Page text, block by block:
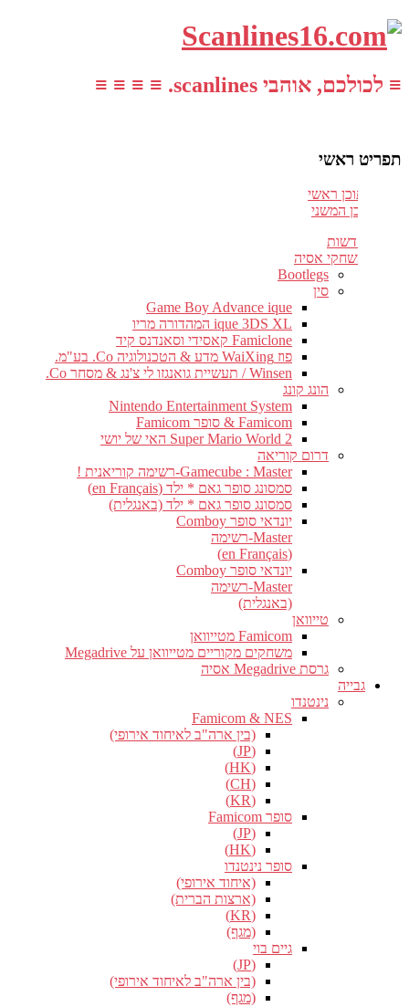
≡ לכולכם, אוהבי scanlines. ≡ ≡ ≡ ≡
תפריט ראשי
עבור לתוכן ראשי
דלג לתוכן המשני
חדשות
משחקי אסיה
Bootlegs
סין
Game Boy Advance ique
ique 3DS XL המהדורה מריו
Famiclone קאסידי וסאנדנס קיד
פוז WaiXing מדע & הטכנולוגיה Co. בע"מ.
Winsen / תעשיית גואנגזו לי צ'נג & מסחר Co.
הונג קונג
Nintendo Entertainment System
Famicom & סופר Famicom
Super Mario World 2 האי של יושי
דרום קוריאה
Gamecube : Master-רשימה קוריאנית !
סמסונג סופר גאם * ילד (en Français)
סמסונג סופר גאם * ילד (באנגלית)
יונדאי סופר Comboy
Master-רשימה
(en Français)
יונדאי סופר Comboy
Master-רשימה
(באנגלית)
טייוואן
Famicom מטייוואן
משחקים מקוריים מטייוואן על Megadrive
גרסת Megadrive אסיה
גבייה
נינטנדו
Famicom & NES
(בין ארה"ב לאיחוד אירופי)
(JP)
(HK)
(CH)
(KR)
סופר Famicom
(JP)
(HK)
סופר נינטנדו
(איחוד אירופי)
(ארצות הברית)
(KR)
(מגף)
גיים בוי
(JP)
(בין ארה"ב לאיחוד אירופי)
(מגף)